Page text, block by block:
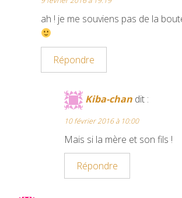
ah ! je me souviens pas de la
Répondre
Kiba-chan dit :
10 février 2016 à 10:00
Mais si la mère et son fils !
Répondre